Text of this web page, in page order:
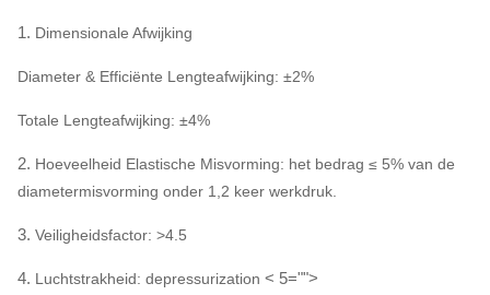
1. Dimensionale Afwijking
Diameter & Efficiënte Lengteafwijking: ±2%
Totale Lengteafwijking: ±4%
2. Hoeveelheid Elastische Misvorming: het bedrag ≤ 5% van de
diametermisvorming onder 1,2 keer werkdruk.
3. Veiligheidsfactor: >4.5
4. Luchtstrakheid: depressurization < 5="">